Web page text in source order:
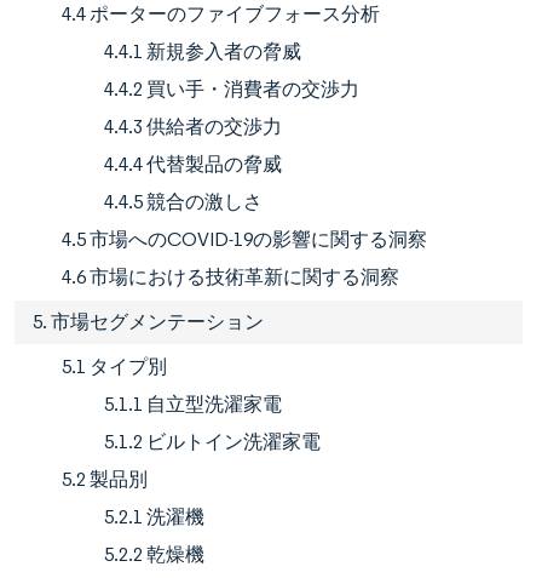
4.4 ポーターのファイブフォース分析
4.4.1 新規参入者の脅威
4.4.2 買い手・消費者の交渉力
4.4.3 供給者の交渉力
4.4.4 代替製品の脅威
4.4.5 競合の激しさ
4.5 市場へのCOVID-19の影響に関する洞察
4.6 市場における技術革新に関する洞察
5. 市場セグメンテーション
5.1 タイプ別
5.1.1 自立型洗濯家電
5.1.2 ビルトイン洗濯家電
5.2 製品別
5.2.1 洗濯機
5.2.2 乾燥機